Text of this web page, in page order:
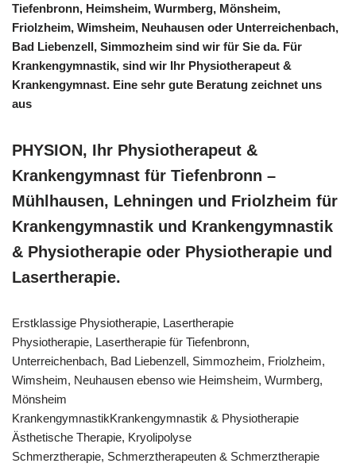
Tiefenbronn, Heimsheim, Wurmberg, Mönsheim,
Friolzheim, Wimsheim, Neuhausen oder Unterreichenbach,
Bad Liebenzell, Simmozheim sind wir für Sie da. Für
Krankengymnastik, sind wir Ihr Physiotherapeut &
Krankengymnast. Eine sehr gute Beratung zeichnet uns
aus
PHYSION, Ihr Physiotherapeut &
Krankengymnast für Tiefenbronn –
Mühlhausen, Lehningen und Friolzheim für
Krankengymnastik und Krankengymnastik
& Physiotherapie oder Physiotherapie und
Lasertherapie.
Erstklassige Physiotherapie, Lasertherapie
Physiotherapie, Lasertherapie für Tiefenbronn,
Unterreichenbach, Bad Liebenzell, Simmozheim, Friolzheim,
Wimsheim, Neuhausen ebenso wie Heimsheim, Wurmberg,
Mönsheim
KrankengymnastikKrankengymnastik & Physiotherapie
Ästhetische Therapie, Kryolipolyse
Schmerztherapie, Schmerztherapeuten & Schmerztherapie